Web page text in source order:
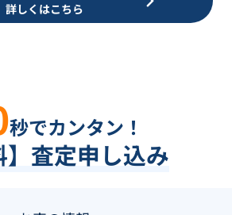
詳しくはこちら
秒でカンタン！
】査定申し込み